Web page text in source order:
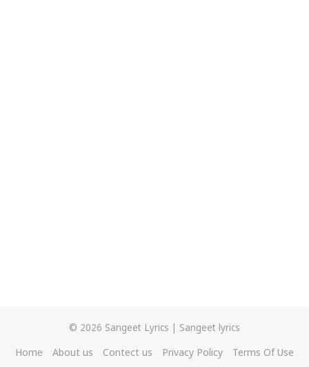
© 2026 Sangeet Lyrics | Sangeet lyrics
Home
About us Contect us Privacy Policy Terms Of Use